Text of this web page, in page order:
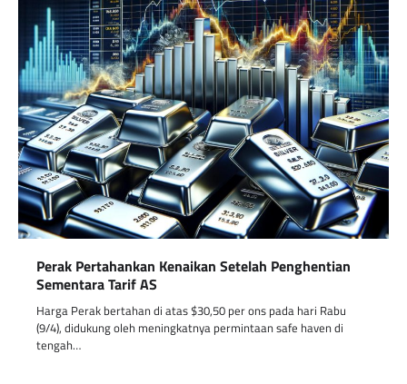
Perak Pertahankan Kenaikan Setelah Penghentian
Sementara Tarif AS
Harga Perak bertahan di atas $30,50 per ons pada hari Rabu
(9/4), didukung oleh meningkatnya permintaan safe haven di
tengah…